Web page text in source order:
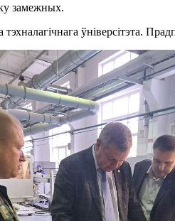
замежных.
ўніверсітэта.